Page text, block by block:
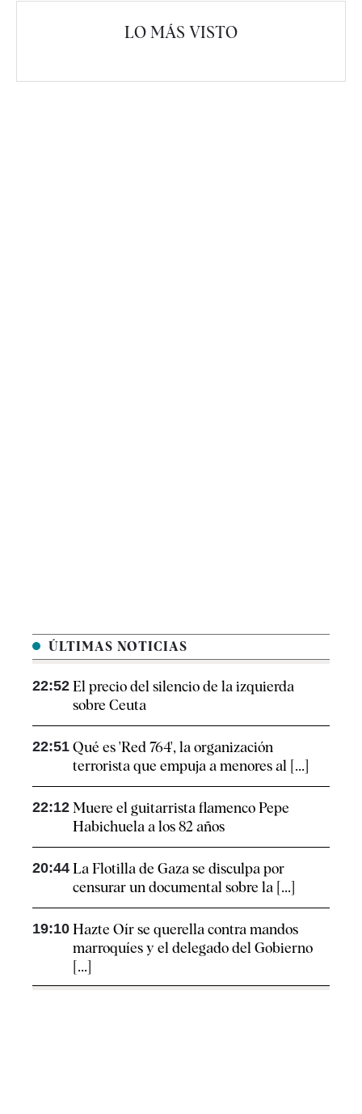
LO MÁS VISTO
ÚLTIMAS NOTICIAS
22:52 El precio del silencio de la izquierda
sobre Ceuta
22:51 Qué es 'Red 764', la organización
terrorista que empuja a menores al [...]
22:12 Muere el guitarrista flamenco Pepe
Habichuela a los 82 años
20:44 La Flotilla de Gaza se disculpa por
censurar un documental sobre la [...]
19:10 Hazte Oír se querella contra mandos
marroquíes y el delegado del Gobierno
[...]